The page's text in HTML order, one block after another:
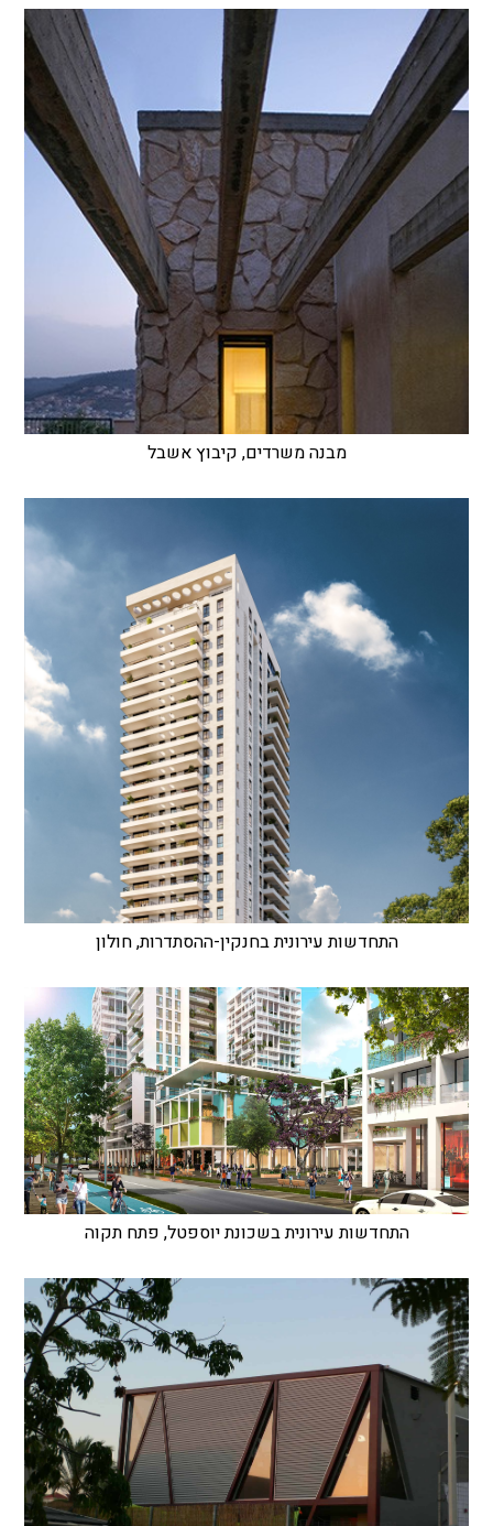
מבנה משרדים, קיבוץ אשבל
התחדשות עירונית בחנקין-ההסתדרות, חולון
התחדשות עירונית בשכונת יוספטל, פתח תקוה